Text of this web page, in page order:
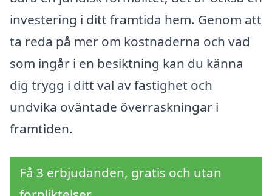
investering i ditt framtida hem. Genom att
ta reda på mer om kostnaderna och vad
som ingår i en besiktning kan du känna
dig trygg i ditt val av fastighet och
undvika oväntade överraskningar i
framtiden.
Få 3 erbjudanden, gratis och utan